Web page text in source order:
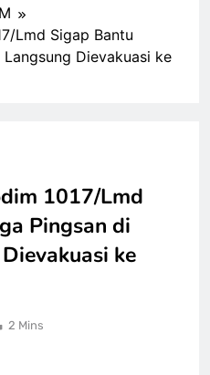
Lmd Sigap Bantu
Dievakuasi ke
1017/Lmd
Pingsan di
ke
2 Mins